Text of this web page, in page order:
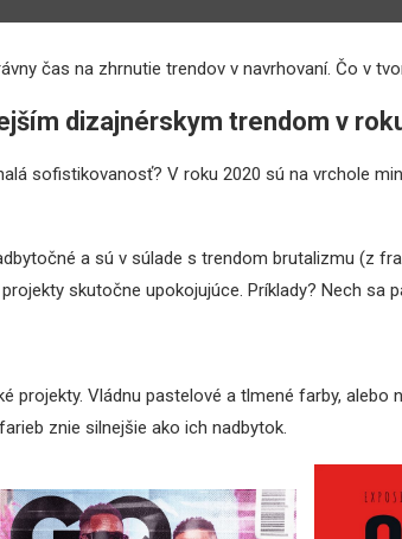
čas na zhrnutie trendov v navrhovaní. Čo v
dizajnérskym trendom v
sofistikovanosť? V roku 2020 sú na vrchole
a sú v súlade s trendom brutalizmu (z
skutočne upokojujúce. Príklady? Nech sa
projekty. Vládnu pastelové a tlmené farby, alebo
znie silnejšie ako ich nadbytok.